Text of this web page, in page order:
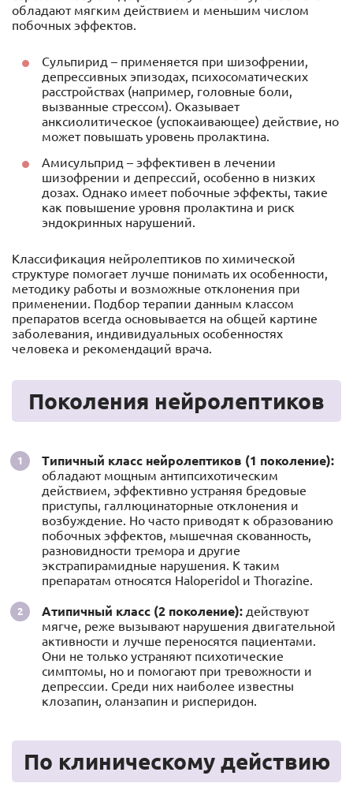
обладают мягким действием и меньшим числом
побочных эффектов.
Сульпирид – применяется при шизофрении,
депрессивных эпизодах, психосоматических
расстройствах (например, головные боли,
вызванные стрессом). Оказывает
анксиолитическое (успокаивающее) действие, но
может повышать уровень пролактина.
Амисульприд – эффективен в лечении
шизофрении и депрессий, особенно в низких
дозах. Однако имеет побочные эффекты, такие
как повышение уровня пролактина и риск
эндокринных нарушений.
Классификация нейролептиков по химической
структуре помогает лучше понимать их особенности,
методику работы и возможные отклонения при
применении. Подбор терапии данным классом
препаратов всегда основывается на общей картине
заболевания, индивидуальных особенностях
человека и рекомендаций врача.
Поколения нейролептиков
Типичный класс нейролептиков (1 поколение):
обладают мощным антипсихотическим
действием, эффективно устраняя бредовые
приступы, галлюцинаторные отклонения и
возбуждение. Но часто приводят к образованию
побочных эффектов, мышечная скованность,
разновидности тремора и другие
экстрапирамидные нарушения. К таким
препаратам относятся Haloperidol и Thorazine.
Атипичный класс (2 поколение): действуют
мягче, реже вызывают нарушения двигательной
активности и лучше переносятся пациентами.
Они не только устраняют психотические
симптомы, но и помогают при тревожности и
депрессии. Среди них наиболее известны
клозапин, оланзапин и рисперидон.
По клиническому действию